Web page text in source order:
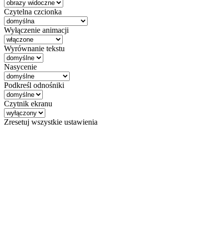
Czytelna czcionka
Wyłączenie animacji
Wyrównanie tekstu
Nasycenie
Podkreśl odnośniki
Czytnik ekranu
Zresetuj wszystkie ustawienia